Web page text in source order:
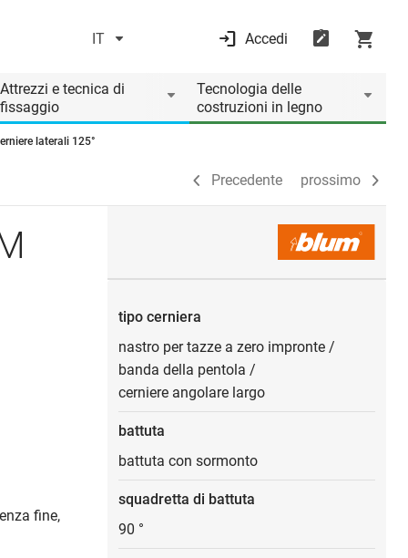
IT Accedi
Attrezzi e tecnica di
fissaggio
Tecnologia delle
costruzioni in legno
laterali 125°
Precedente prossimo
Precedente prossimo
fine,
tipo cerniera
nastro per tazze a zero impronte /
banda della pentola /
cerniere angolare largo
battuta
battuta con sormonto
squadretta di battuta
90 °